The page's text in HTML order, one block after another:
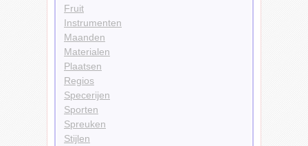
Fruit
Instrumenten
Maanden
Materialen
Plaatsen
Regios
Specerijen
Sporten
Spreuken
Stijlen